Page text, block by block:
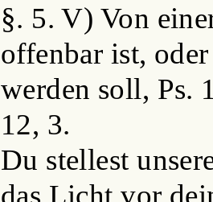
§. 5. V) Von
offenbar ist,
werden soll, Ps.
12, 3.
Du stellest
das Licht vor